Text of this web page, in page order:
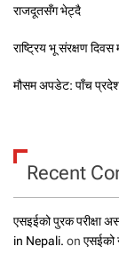
राजदूतसँग भेट्दै
राष्ट्रिय भू संरक्षण दिवस
मौसम अपडेट: पाँच
Recent
एसइईको पुरक परीक्षा
in Nepali. on एसईको